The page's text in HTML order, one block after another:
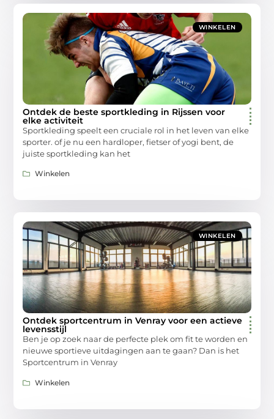
WINKELEN
Ontdek de beste sportkleding in Rijssen voor
elke activiteit
Sportkleding speelt een cruciale rol in het leven van elke
sporter. of je nu een hardloper, fietser of yogi bent, de
juiste sportkleding kan het
Winkelen
WINKELEN
Ontdek sportcentrum in Venray voor een actieve
levensstijl
Ben je op zoek naar de perfecte plek om fit te worden en
nieuwe sportieve uitdagingen aan te gaan? Dan is het
Sportcentrum in Venray
Winkelen